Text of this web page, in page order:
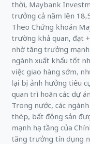
thời, Maybank
trưởng cả năm lên
Theo Chứng khoán
trường khả quan, đạt
nhờ tăng trưởng mạnh
ngành xuất khẩu tốt
việc giao hàng sớm,
lại bị ảnh hưởng tiêu
quan trì hoãn các dự
Trong nước, các
thép, bất động sản
mạnh hạ tầng của
tăng trưởng tín dụng